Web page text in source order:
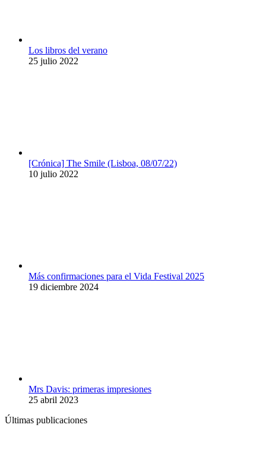
Los libros del verano
25 julio 2022
[Crónica] The Smile (Lisboa, 08/07/22)
10 julio 2022
Más confirmaciones para el Vida Festival 2025
19 diciembre 2024
Mrs Davis: primeras impresiones
25 abril 2023
Últimas publicaciones